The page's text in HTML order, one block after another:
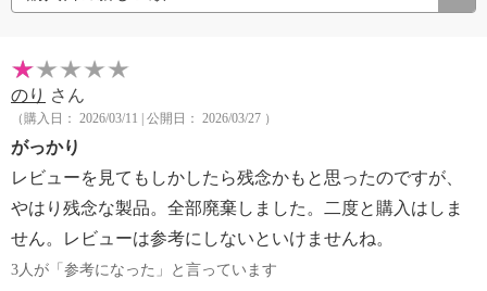
のり さん
（購入日： 2026/03/11 | 公開日： 2026/03/27 ）
がっかり
レビューを見てもしかしたら残念かもと思ったのですが、
やはり残念な製品。全部廃棄しました。二度と購入はしま
せん。レビューは参考にしないといけませんね。
3人が「参考になった」と言っています